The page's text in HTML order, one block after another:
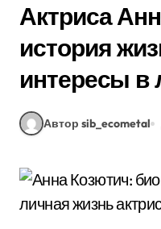
Актриса
история
интересы в
Автор sib_ecometal